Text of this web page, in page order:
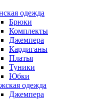
одежда
Брюки
Комплекты
Джемпера
Кардиганы
Платья
Туники
Юбки
одежда
Джемпера